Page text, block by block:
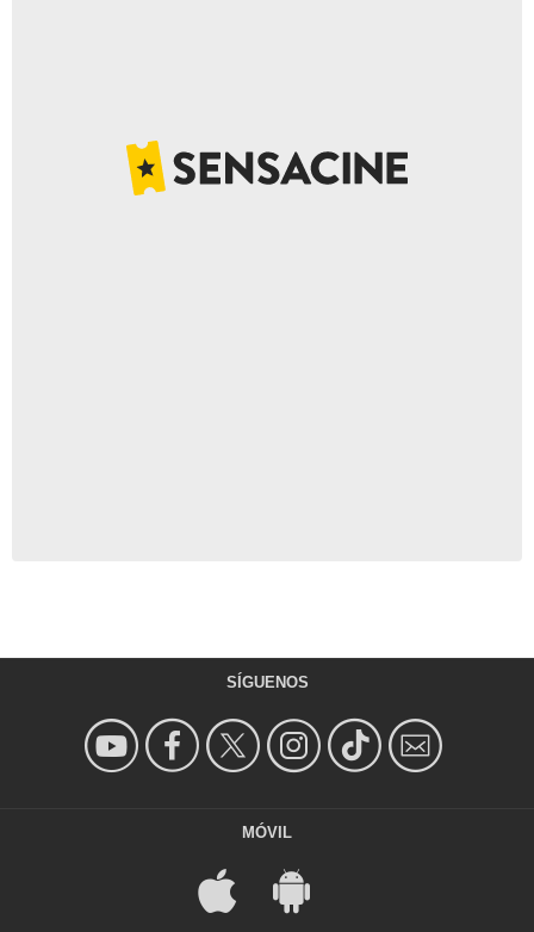
SÍGUENOS
MÓVIL